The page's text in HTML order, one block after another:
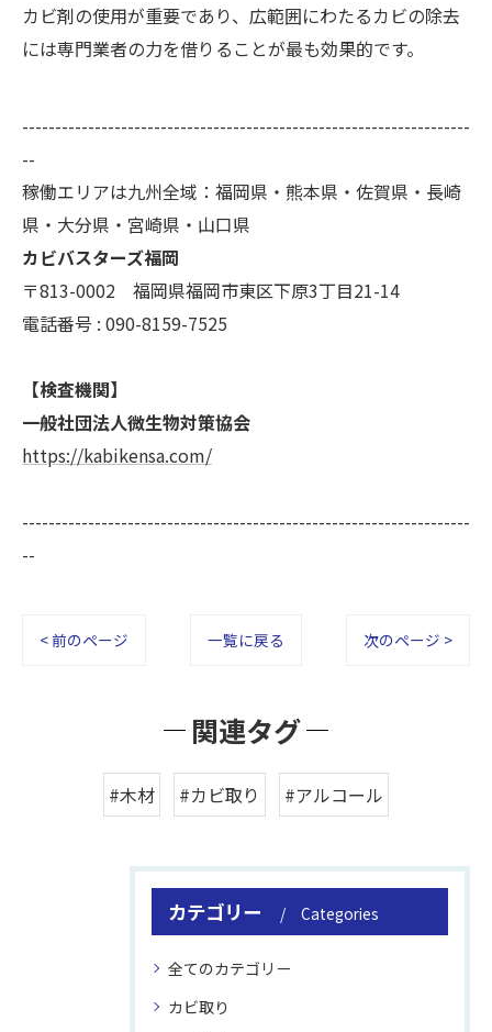
カビ剤の使用が重要であり、広範囲にわたるカビの除去
には専門業者の力を借りることが最も効果的です。
--------------------------------------------------------------------
--
稼働エリアは九州全域：福岡県・熊本県・佐賀県・長崎
県・大分県・宮崎県・山口県
カビバスターズ福岡
〒813-0002 福岡県福岡市東区下原3丁目21-14
電話番号 : 090-8159-7525
【検査機関】
一般社団法人微生物対策協会
https://kabikensa.com/
--------------------------------------------------------------------
--
< 前のページ 一覧に戻る 次のページ >
関連タグ
#木材 #カビ取り #アルコール
カテゴリー Categories
全てのカテゴリー
カビ取り